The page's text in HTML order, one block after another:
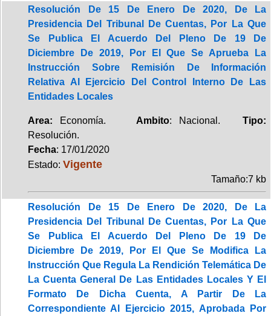
Resolución De 15 De Enero De 2020, De La
Presidencia Del Tribunal De Cuentas, Por La Que
Se Publica El Acuerdo Del Pleno De 19 De
Diciembre De 2019, Por El Que Se Aprueba La
Instrucción Sobre Remisión De Información
Relativa Al Ejercicio Del Control Interno De Las
Entidades Locales
Area: Economía. Ambito: Nacional.Tipo:
Resolución.
Fecha: 17/01/2020
Estado: Vigente
Tamaño:7 kb
Resolución De 15 De Enero De 2020, De La
Presidencia Del Tribunal De Cuentas, Por La Que
Se Publica El Acuerdo Del Pleno De 19 De
Diciembre De 2019, Por El Que Se Modifica La
Instrucción Que Regula La Rendición Telemática De
La Cuenta General De Las Entidades Locales Y El
Formato De Dicha Cuenta, A Partir De La
Correspondiente Al Ejercicio 2015, Aprobada Por